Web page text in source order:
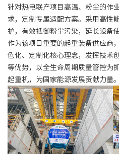
针对热电联产项目高温、粉尘的作
求，定制专属适配方案。采用高性
护，有效抵御粉尘污染，延长设备
作为该项目重要的起重装备供应商
色化、定制化核心理念，发挥技术
等优势，以全生命周期质量管控为
起重机，为国家能源发展贡献力量。